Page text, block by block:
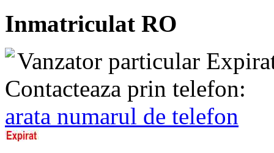
Inmatriculat RO
Vanzator particular
Contacteaza prin telefon:
arata numarul de telefon